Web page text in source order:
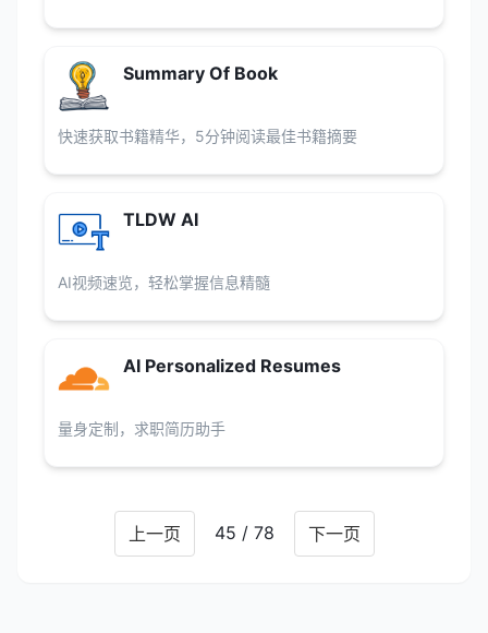
Summary Of Book
快速获取书籍精华，5分钟阅读最佳书籍摘要
TLDW AI
AI视频速览，轻松掌握信息精髓
AI Personalized Resumes
量身定制，求职简历助手
上一页 45 / 78 下一页